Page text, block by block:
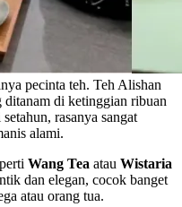
pecinta teh. Teh Alishan
di ketinggian ribuan
rasanya sangat
alami.
Wang Tea atau Wistaria
dan elegan, cocok banget
atau orang tua.